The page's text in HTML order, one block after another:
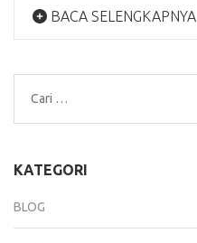
BACA SELENGKAPNYA
Cari
untuk:
KATEGORI
BLOG